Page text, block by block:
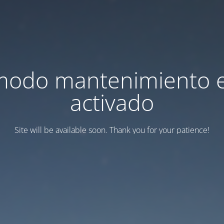
mantenimiento
activado
Site will be available soon. Thank you for your patience!